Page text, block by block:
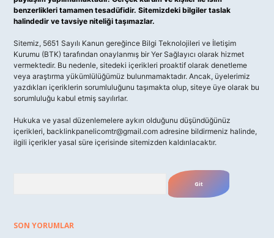
benzerlikleri tamamen tesadüfidir. Sitemizdeki bilgiler taslak
halindedir ve tavsiye niteliği taşımazlar.
Sitemiz, 5651 Sayılı Kanun gereğince Bilgi Teknolojileri ve İletişim
Kurumu (BTK) tarafından onaylanmış bir Yer Sağlayıcı olarak hizmet
vermektedir. Bu nedenle, sitedeki içerikleri proaktif olarak denetleme
veya araştırma yükümlülüğümüz bulunmamaktadır. Ancak, üyelerimiz
yazdıkları içeriklerin sorumluluğunu taşımakta olup, siteye üye olarak bu
sorumluluğu kabul etmiş sayılırlar.
Hukuka ve yasal düzenlemelere aykırı olduğunu düşündüğünüz
içerikleri, backlinkpanelicomtr@gmail.com adresine bildirmeniz halinde,
ilgili içerikler yasal süre içerisinde sitemizden kaldırılacaktır.
SON YORUMLAR